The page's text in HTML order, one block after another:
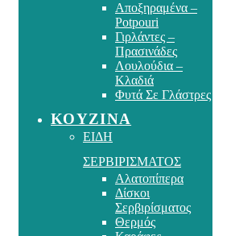
Αποξηραμένα –
Potpouri
Γιρλάντες –
Πρασινάδες
Λουλούδια –
Κλαδιά
Φυτά Σε Γλάστρες
ΚΟΥΖΙΝΑ
ΕΙΔΗ
ΣΕΡΒΙΡΙΣΜΑΤΟΣ
Αλατοπίπερα
Δίσκοι
Σερβιρίσματος
Θερμός